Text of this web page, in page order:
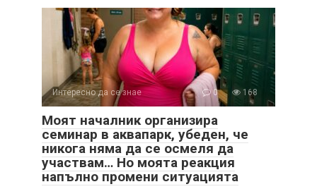
Интересно да се знае 0 168
Моят началник организира
семинар в аквапарк, убеден, че
никога няма да се осмеля да
участвам… Но моята реакция
напълно промени ситуацията